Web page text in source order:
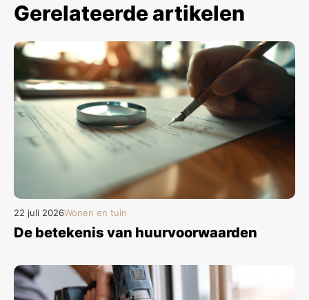
Gerelateerde artikelen
22 juli 2026Wonen en tuin
De betekenis van huurvoorwaarden